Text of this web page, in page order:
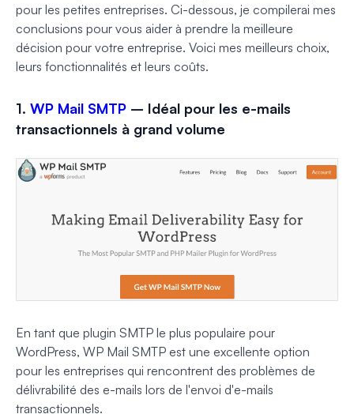
pour les petites entreprises. Ci-dessous, je compilerai mes
conclusions pour vous aider à prendre la meilleure
décision pour votre entreprise. Voici mes meilleurs choix,
leurs fonctionnalités et leurs coûts.
1. WP Mail SMTP – Idéal pour les e-mails
transactionnels à grand volume
En tant que plugin SMTP le plus populaire pour
WordPress, WP Mail SMTP est une excellente option
pour les entreprises qui rencontrent des problèmes de
délivrabilité des e-mails lors de l'envoi d'e-mails
transactionnels.